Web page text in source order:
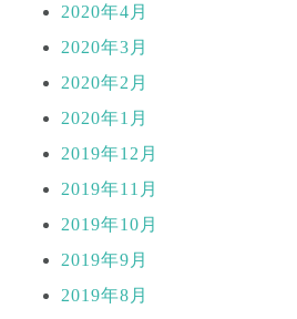
2020年4月
2020年3月
2020年2月
2020年1月
2019年12月
2019年11月
2019年10月
2019年9月
2019年8月